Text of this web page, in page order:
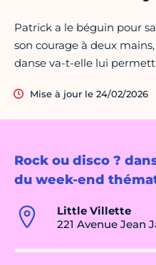
Rock ou disco ?
du week-end
Little Villette
221 Avenue Jean
Patrick a le béguin pour
son courage à deux
danse va-t-elle lui
Mise à jour le 24/02/2026